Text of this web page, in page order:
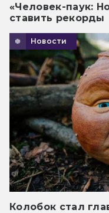
«Человек-паук:
ставить рекорды
Новости
Колобок стал